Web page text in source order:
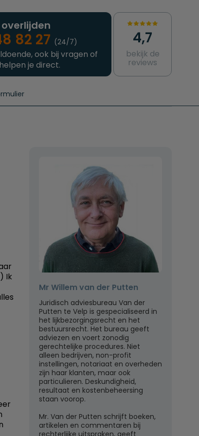
overlijden
82 27 (24/7)
ook bij vragen of
je direct.
4,7
bekijk de
reviews
Ik
Mr Willem van der Putten
Juridisch adviesbureau Van der
Putten te Velp is gespecialiseerd in
het lijkbezorgingsrecht en het
bestuursrecht. Het bureau geeft
adviezen en voert zonodig
gerechtelijke procedures. Niet
alleen bedrijven, non-profit
instellingen, notariaat en overheden
zijn haar klanten, maar ook
particulieren. Deskundigheid,
resultaat en kostenbeheersing
staan voorop.
Mr. Van der Putten schrijft boeken,
artikelen en commentaren bij